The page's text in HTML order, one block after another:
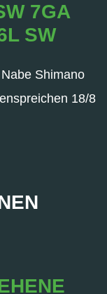
7GA
SW
Shimano
18/8